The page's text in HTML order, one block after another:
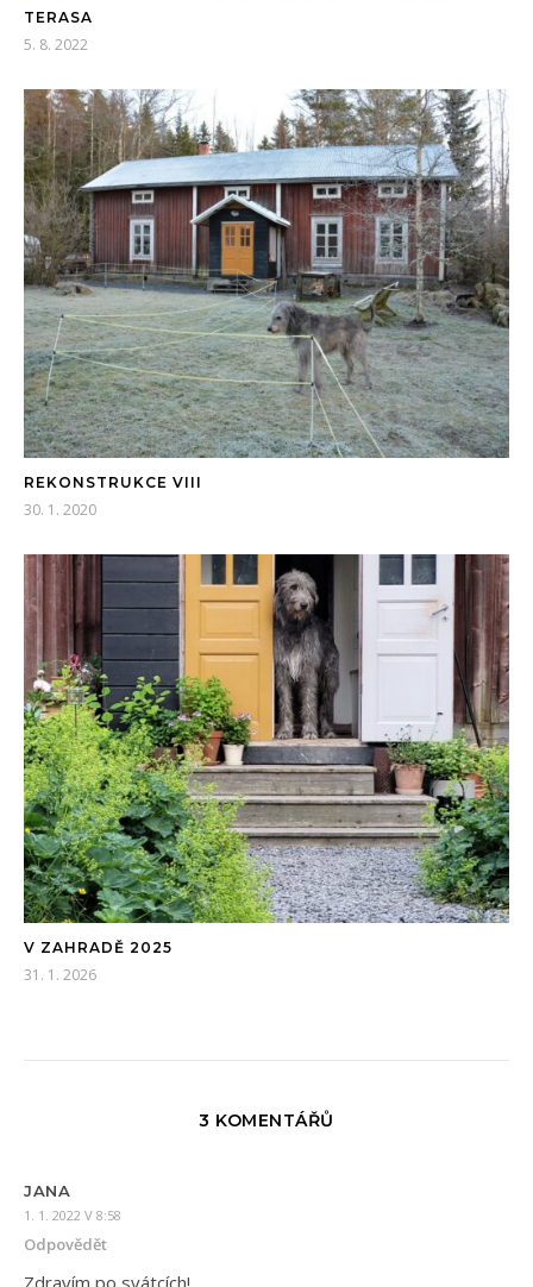
TERASA
5. 8. 2022
REKONSTRUKCE VIII
30. 1. 2020
V ZAHRADĚ 2025
31. 1. 2026
3 KOMENTÁŘŮ
JANA
1. 1. 2022 V 8:58
Odpovědět